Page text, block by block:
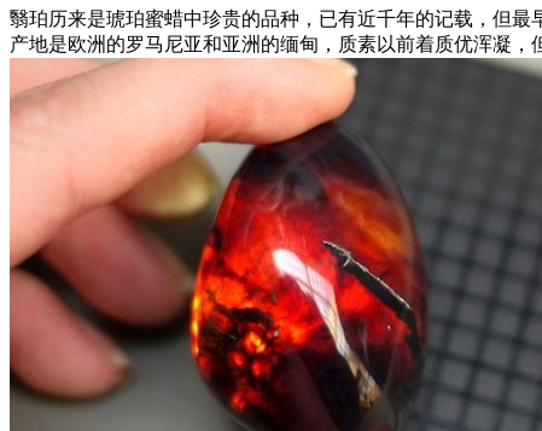
翳珀历来是琥珀蜜蜡中珍贵的品种，已有近千年的记载，但
产地是欧洲的罗马尼亚和亚洲的缅甸，质素以前着质优浑凝，